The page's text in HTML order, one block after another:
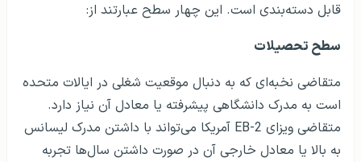
قابل دسته‌بندی است. این چهار سطح عبارتند از:
سطح تحصیلات
متقاضی نخبه‌ای که به دنبال موقعیت شغلی در ایالات متحده
است به مدرک دانشگاهی پیشرفته یا معادل آن نیاز دارد.
متقاضی ویزای EB-2 آمریکا می‌تواند با داشتن مدرک لیسانس
به بالا یا معادل خارجی آن در صورت داشتن سال‌ها تجربه